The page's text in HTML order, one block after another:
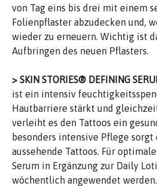
von Tag eins bis drei mit einem
Folienpflaster abzudecken und,
wieder zu erneuern. Wichtig ist
Aufbringen des neuen Pflasters.
> SKIN STORIES® DEFINING
ist ein intensiv
Hautbarriere stärkt und
verleiht es den Tattoos ein
besonders intensive Pflege sorgt
aussehende Tattoos. Für
Serum in Ergänzung zur Daily
wöchentlich angewendet werden.